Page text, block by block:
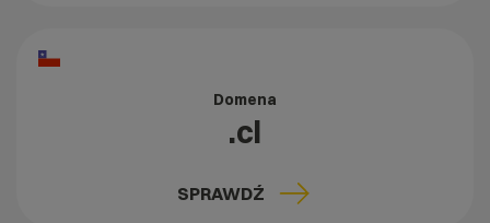
Domena
.cl
SPRAWDŹ